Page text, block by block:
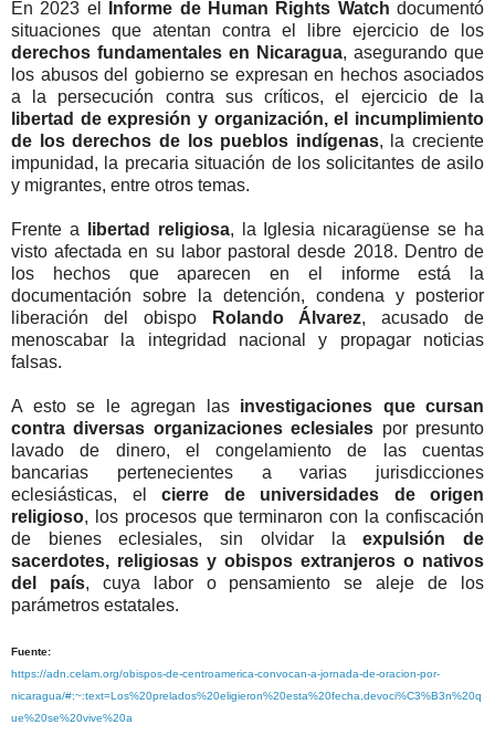
En 2023 el Informe de Human Rights Watch documentó
situaciones que atentan contra el libre ejercicio de los
derechos fundamentales en Nicaragua, asegurando que
los abusos del gobierno se expresan en hechos asociados
a la persecución contra sus críticos, el ejercicio de la
libertad de expresión y organización, el incumplimiento
de los derechos de los pueblos indígenas, la creciente
impunidad, la precaria situación de los solicitantes de asilo
y migrantes, entre otros temas.
Frente a libertad religiosa, la Iglesia nicaragüense se ha
visto afectada en su labor pastoral desde 2018. Dentro de
los hechos que aparecen en el informe está la
documentación sobre la detención, condena y posterior
liberación del obispo
Rolando Álvarez, acusado de
menoscabar la integridad nacional y propagar noticias
falsas.
A esto se le agregan las investigaciones que cursan
contra diversas organizaciones eclesiales por presunto
lavado de dinero, el congelamiento de las cuentas
bancarias pertenecientes a varias jurisdicciones
eclesiásticas, el cierre de universidades de origen
religioso, los procesos que terminaron con la confiscación
de bienes eclesiales, sin olvidar laexpulsión de
sacerdotes, religiosas y obispos extranjeros o nativos
del país, cuya labor o pensamiento se aleje de los
parámetros estatales.
Fuente:
https://adn.celam.org/obispos-de-centroamerica-convocan-a-jornada-de-oracion-por-
nicaragua/#:~:text=Los%20prelados%20eligieron%20esta%20fecha,devoci%C3%B3n%20q
ue%20se%20vive%20a